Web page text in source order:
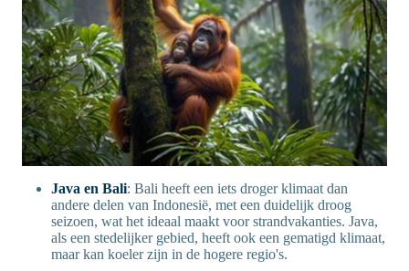
Java en Bali: Bali heeft een iets droger klimaat dan
andere delen van Indonesië, met een duidelijk droog
seizoen, wat het ideaal maakt voor strandvakanties. Java,
als een stedelijker gebied, heeft ook een gematigd klimaat,
maar kan koeler zijn in de hogere regio's.